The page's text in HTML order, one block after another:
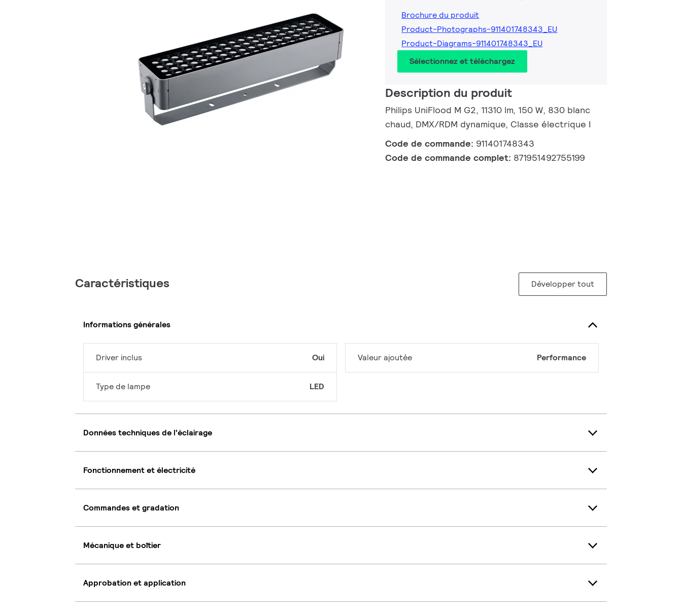
Brochure du produit
Product-Photographs-911401748343_EU
Product-Diagrams-911401748343_EU
Sélectionnez et téléchargez
Description du produit
Philips UniFlood M G2, 11310 lm, 150 W, 830 blanc
chaud, DMX/RDM dynamique, Classe électrique I
Code de commande: 911401748343
Code de commande complet: 871951492755199
Caractéristiques Développer tout
Informations générales
Driver inclus Oui
Type de lampe LED
Valeur ajoutée Performance
Données techniques de l'éclairage
Fonctionnement et électricité
Commandes et gradation
Mécanique et boîtier
Approbation et application